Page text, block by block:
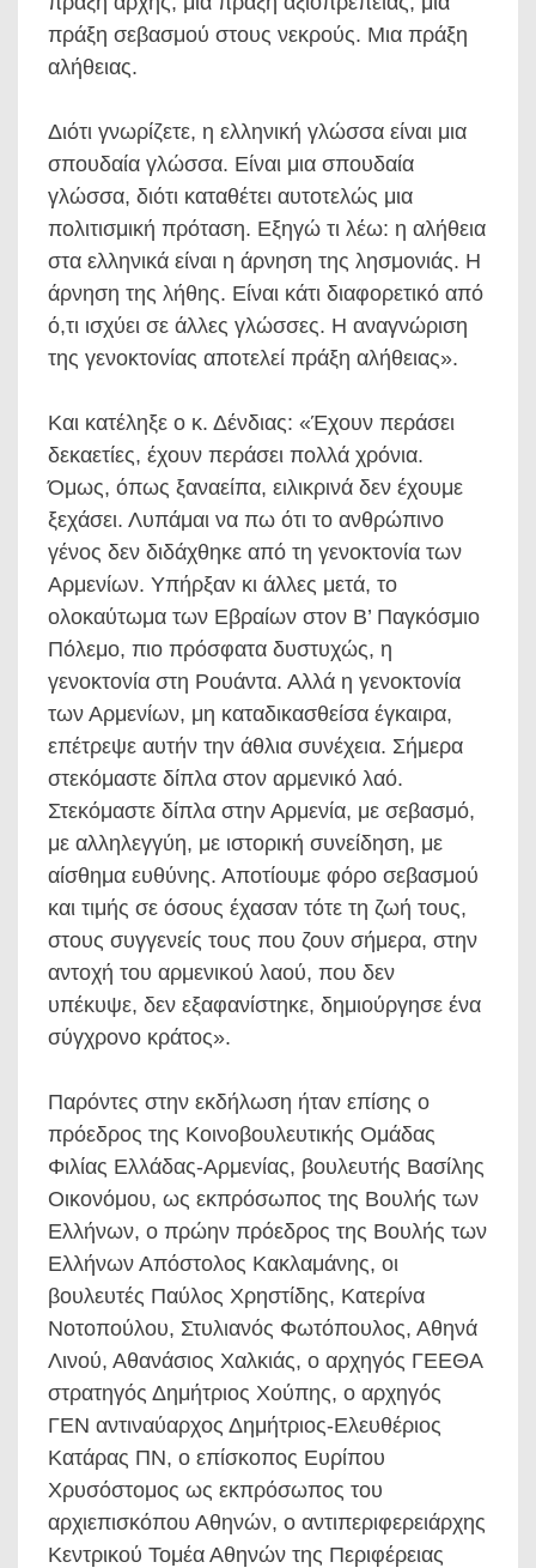
πράξη σεβασμού στους νεκρούς. Μια πράξη
αλήθειας.
Διότι γνωρίζετε, η ελληνική γλώσσα είναι μια
σπουδαία γλώσσα. Είναι μια σπουδαία
γλώσσα, διότι καταθέτει αυτοτελώς μια
πολιτισμική πρόταση. Εξηγώ τι λέω: η αλήθεια
στα ελληνικά είναι η άρνηση της λησμονιάς. Η
άρνηση της λήθης. Είναι κάτι διαφορετικό από
ό,τι ισχύει σε άλλες γλώσσες. Η αναγνώριση
της γενοκτονίας αποτελεί πράξη αλήθειας».
Και κατέληξε ο κ. Δένδιας: «Έχουν περάσει
δεκαετίες, έχουν περάσει πολλά χρόνια.
Όμως, όπως ξαναείπα, ειλικρινά δεν έχουμε
ξεχάσει. Λυπάμαι να πω ότι το ανθρώπινο
γένος δεν διδάχθηκε από τη γενοκτονία των
Αρμενίων. Υπήρξαν κι άλλες μετά, το
ολοκαύτωμα των Εβραίων στον Β’ Παγκόσμιο
Πόλεμο, πιο πρόσφατα δυστυχώς, η
γενοκτονία στη Ρουάντα. Αλλά η γενοκτονία
των Αρμενίων, μη καταδικασθείσα έγκαιρα,
επέτρεψε αυτήν την άθλια συνέχεια. Σήμερα
στεκόμαστε δίπλα στον αρμενικό λαό.
Στεκόμαστε δίπλα στην Αρμενία, με σεβασμό,
με αλληλεγγύη, με ιστορική συνείδηση, με
αίσθημα ευθύνης. Αποτίουμε φόρο σεβασμού
και τιμής σε όσους έχασαν τότε τη ζωή τους,
στους συγγενείς τους που ζουν σήμερα, στην
αντοχή του αρμενικού λαού, που δεν
υπέκυψε, δεν εξαφανίστηκε, δημιούργησε ένα
σύγχρονο κράτος».
Παρόντες στην εκδήλωση ήταν επίσης ο
πρόεδρος της Κοινοβουλευτικής Ομάδας
Φιλίας Ελλάδας-Αρμενίας, βουλευτής Βασίλης
Οικονόμου, ως εκπρόσωπος της Βουλής των
Ελλήνων, ο πρώην πρόεδρος της Βουλής των
Ελλήνων Απόστολος Κακλαμάνης, οι
βουλευτές Παύλος Χρηστίδης, Κατερίνα
Νοτοπούλου, Στυλιανός Φωτόπουλος, Αθηνά
Λινού, Αθανάσιος Χαλκιάς, ο αρχηγός ΓΕΕΘΑ
στρατηγός Δημήτριος Χούπης, ο αρχηγός
ΓΕΝ αντιναύαρχος Δημήτριος-Ελευθέριος
Κατάρας ΠΝ, ο επίσκοπος Ευρίπου
Χρυσόστομος ως εκπρόσωπος του
αρχιεπισκόπου Αθηνών, ο αντιπεριφερειάρχης
Κεντρικού Τομέα Αθηνών της Περιφέρειας